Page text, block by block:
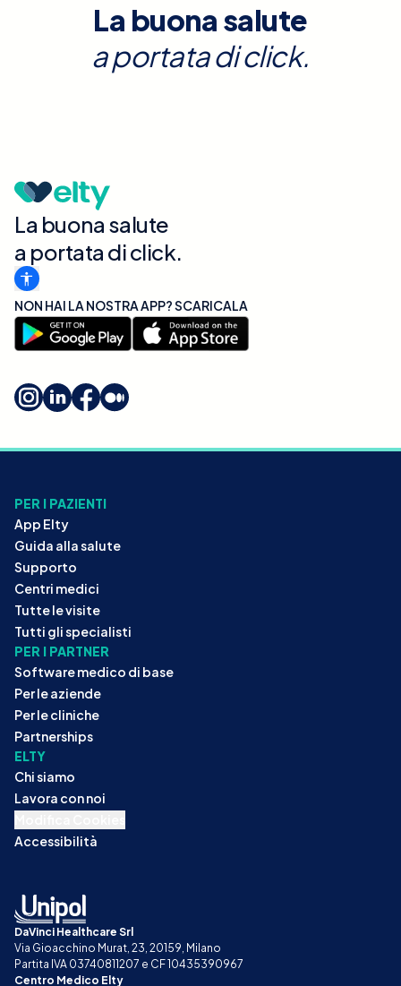
La buona salute
a portata di click.
La buona salute
a portata di click.
NON HAI LA NOSTRA APP? SCARICALA
PER I PAZIENTI
App Elty
Guida alla salute
Supporto
Centri medici
Tutte le visite
Tutti gli specialisti
PER I PARTNER
Software medico di base
Per le aziende
Per le cliniche
Partnerships
ELTY
Chi siamo
Lavora con noi
Accessibilità
DaVinci Healthcare Srl
Via Gioacchino Murat, 23, 20159, Milano
Partita IVA 03740811207 e CF 10435390967
Centro Medico Elty